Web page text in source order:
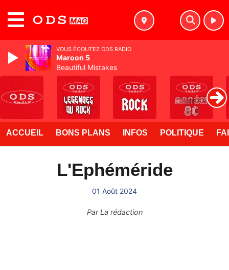
ACCUEIL BONS PLANS INFOS POLITIQUE
L'Ephéméride
01 Août 2024
ParLa rédaction
VOUS ÉCOUTEZ ODS RADIO
Maroon 5
Beautiful Mistakes